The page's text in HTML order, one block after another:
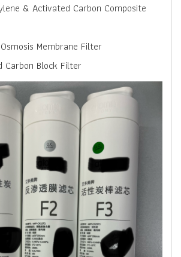
& Activated Carbon Composite
Membrane Filter
Carbon Block Filter